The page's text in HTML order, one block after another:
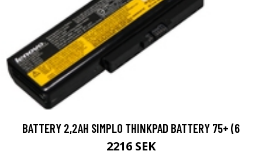
BATTERY 2,2AH SIMPLO THINKPAD BATTERY 75+ (6
2216 SEK